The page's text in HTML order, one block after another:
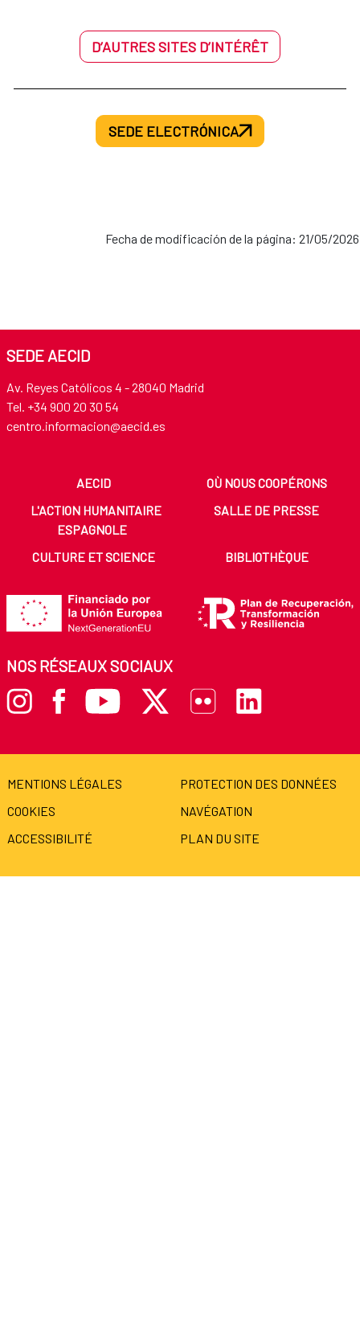
D’AUTRES SITES D’INTÉRÊT
SEDE ELECTRÓNICA
Fecha de modificación de la página: 21/05/2026
SEDE AECID
Av. Reyes Católicos 4 - 28040 Madrid
Tel. +34 900 20 30 54​​​​​​​
centro.informacion@aecid.es
AECID
OÙ NOUS COOPÉRONS
L'ACTION HUMANITAIRE
ESPAGNOLE
SALLE DE PRESSE
CULTURE ET SCIENCE BIBLIOTHÈQUE
NOS RÉSEAUX SOCIAUX
MENTIONS LÉGALES
PROTECTION DES DONNÉES
COOKIES
NAVÉGATION
ACCESSIBILITÉ
PLAN DU SITE